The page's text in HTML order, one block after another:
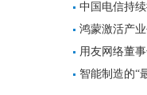
中国电信持
鸿蒙激活产
用友网络董
智能制造的“